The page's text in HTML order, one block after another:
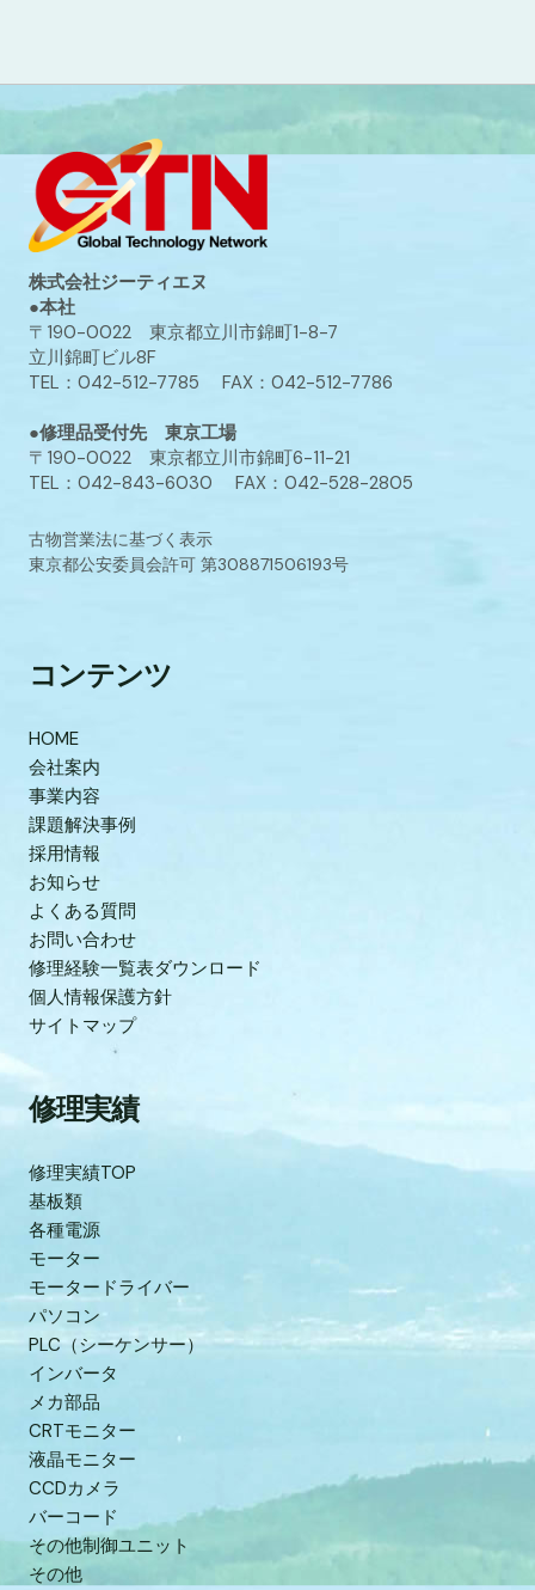
株式会社ジーティエヌ
●本社
〒190-0022 東京都立川市錦町1-8-7
立川錦町ビル8F
TEL：042-512-7785 FAX：042-512-7786
●修理品受付先 東京工場
〒190-0022 東京都立川市錦町6-11-21
TEL：042-843-6030 FAX：042-528-2805
古物営業法に基づく表示
東京都公安委員会許可 第308871506193号
コンテンツ
HOME
会社案内
事業内容
課題解決事例
採用情報
お知らせ
よくある質問
お問い合わせ
修理経験一覧表ダウンロード
個人情報保護方針
サイトマップ
修理実績
修理実績TOP
基板類
各種電源
モーター
モータードライバー
パソコン
PLC（シーケンサー）
インバータ
メカ部品
CRTモニター
液晶モニター
CCDカメラ
バーコード
その他制御ユニット
その他